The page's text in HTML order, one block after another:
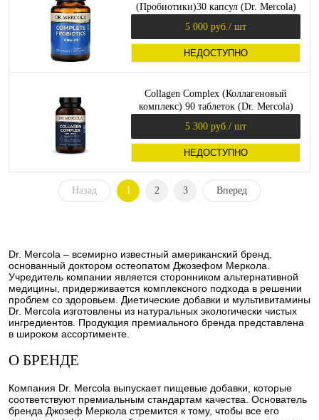
(Пробиотики)30 капсул (Dr. Mercola)
5 000 руб. / шт
НЕДОСТУПНО
Collagen Complex (Коллагеновый
комплекс) 90 таблеток (Dr. Mercola)
5 300 руб. / шт
НЕДОСТУПНО
Назад 1 2 3 Вперед
Dr. Mercola – всемирно известный американский бренд,
основанный доктором остеопатом Джозефом Меркола.
Учредитель компании является сторонником альтернативной
медицины, придерживается комплексного подхода в решении
проблем со здоровьем. Диетические добавки и мультивитамины
Dr. Mercola изготовлены из натуральных экологически чистых
ингредиентов. Продукция премиального бренда представлена
в широком ассортименте.
О БРЕНДЕ
Компания Dr. Mercola выпускает пищевые добавки, которые
соответствуют премиальным стандартам качества. Основатель
бренда Джозеф Меркола стремится к тому, чтобы все его